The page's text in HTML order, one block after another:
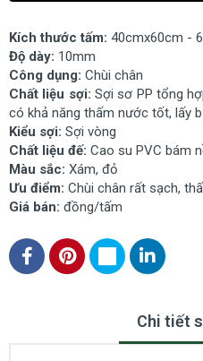
Kích thước tấm: 40cmx60cm -
Độ dày: 10mm
Công dụng: Chùi chân
Chất liệu sợi: Sợi sơ PP tổng
có khả năng thấm nước tốt, lấy
Kiểu sợi: Sợi vòng
Chất liệu đế: Cao su PVC bám
Màu sắc: Xám, đỏ
Ưu điểm: Chùi chân rất sạch,
Giá bán: đồng/tấm
Chi tiết